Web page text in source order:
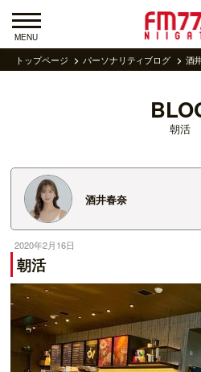
MENU
トップページ パーソナリティブログ 酒
朝活
酒井春奈
2020年2月16日
朝活